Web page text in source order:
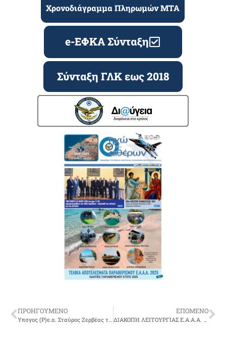
Χρονοδιάγραμμα Πληρωμών ΜΤΑ
e-ΕΦΚΑ Σύνταξη
Σύνταξη ΓΛΚ εως 2018
ΠΡΟΗΓΟΥΜΕΝΟ ΕΠΟΜΕΝΟ